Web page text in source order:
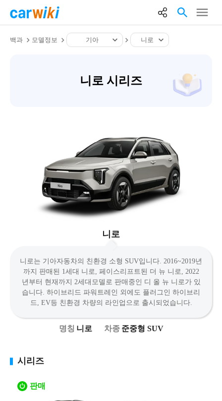
백과 모델정보 기아 니로
니로 시리즈
니로
니로는 기아자동차의 친환경 소형 SUV입니다. 2016~2019년
까지 판매된 1세대 니로, 페이스리프트된 더 뉴 니로, 2022
년부터 현재까지 2세대모델로 판매중인 디 올 뉴 니로가 있
습니다. 하이브리드 파워트레인 외에도 플러그인 하이브리
드, EV등 친환경 차량의 라인업으로 출시되었습니다.
니로 준중형 SUV
시리즈
판매